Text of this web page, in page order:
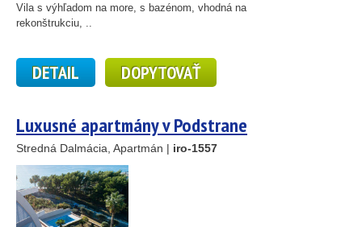
Vila s výhľadom na more, s bazénom, vhodná na
rekonštrukciu, ..
DETAIL DOPYTOVAŤ
Luxusné apartmány v Podstrane
Stredná Dalmácia, Apartmán | iro-1557